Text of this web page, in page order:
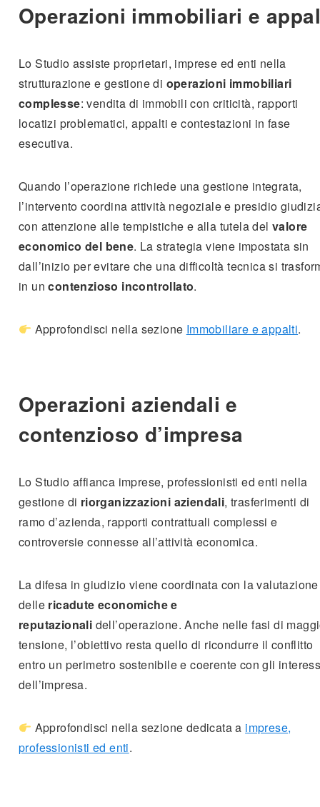
Operazioni immobiliari e
Lo Studio assiste proprietari, imprese ed enti nella
strutturazione e gestione di operazioni immobiliari
complesse: vendita di immobili con criticità, rapporti
locatizi problematici, appalti e contestazioni in fase
esecutiva.
Quando l’operazione richiede una gestione integrata,
l’intervento coordina attività negoziale e presidio
con attenzione alle tempistiche e alla tutela del valore
economico del bene. La strategia viene impostata sin
dall’inizio per evitare che una difficoltà tecnica si
in uncontenzioso incontrollato.
Approfondisci nella sezione Immobiliare e appalti.
Operazioni aziendali e
contenzioso d’impresa
Lo Studio affianca imprese, professionisti ed enti nella
gestione di riorganizzazioni aziendali, trasferimenti di
ramo d’azienda, rapporti contrattuali complessi e
controversie connesse all’attività economica.
La difesa in giudizio viene coordinata con la valutazione
delle ricadute economiche e
reputazionali dell’operazione. Anche nelle fasi di
tensione, l’obiettivo resta quello di ricondurre il conflitto
entro un perimetro sostenibile e coerente con gli
dell’impresa.
Approfondisci nella sezione dedicata a imprese,
professionisti ed enti.